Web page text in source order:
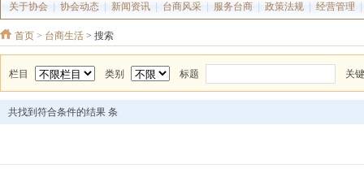
关于协会 协会动态 新闻资讯 台商风采 服务台商 政策法规 经营管理
首页 > 台商生活 > 搜索
栏目 类别 标题 关
共找到符合条件的结果 条